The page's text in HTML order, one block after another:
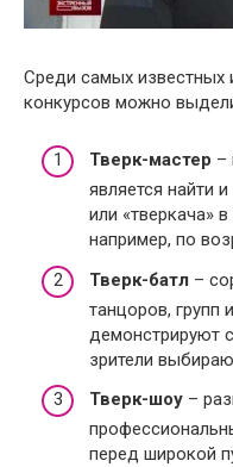
Среди самых известных
конкурсов можно
Тверк-мастер –
является найти
или «тверкача»
например, по
Тверк-батл –
танцоров, групп
демонстрируют
зрители
Тверк-шоу –
перед широкой